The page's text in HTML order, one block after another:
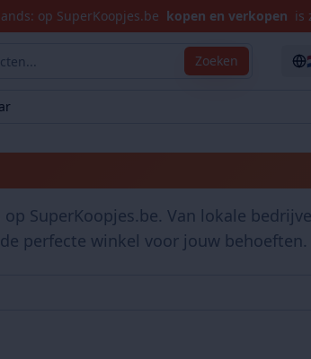
op SuperKoopjes.be kopen en verkopen is
Zoeken
SuperKoopjes.be. Van lokale
perfecte winkel voor jouw behoeften.